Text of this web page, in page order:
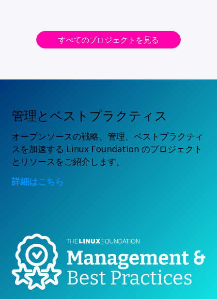
すべてのプロジェクトを見る
管理とベストプラクティス
オープンソースの戦略、管理、ベストプラクティ
スを加速する Linux Foundation のプロジェクト
とリソースをご紹介します。
詳細はこちら